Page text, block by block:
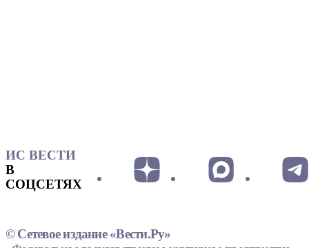
ИС ВЕСТИ
В
СОЦСЕТЯХ
© Сетевое издание «Вести.Ру»